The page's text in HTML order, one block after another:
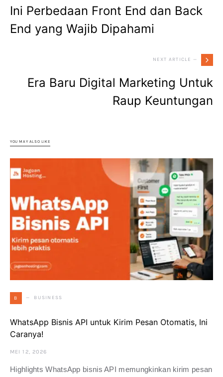
Ini Perbedaan Front End dan Back
End yang Wajib Dipahami
NEXT ARTICLE —
Era Baru Digital Marketing Untuk
Raup Keuntungan
YOU MAY ALSO LIKE
B BUSINESS
WhatsApp Bisnis API untuk Kirim Pesan Otomatis, Ini
Caranya!
MEI 12, 2026
Highlights WhatsApp bisnis API memungkinkan kirim pesan